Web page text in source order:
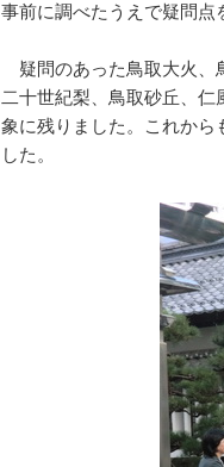
事前に調べたうえで疑問点
疑問のあった鳥取大火、
二十世紀梨、鳥取砂丘、
象に残りました。これから
した。